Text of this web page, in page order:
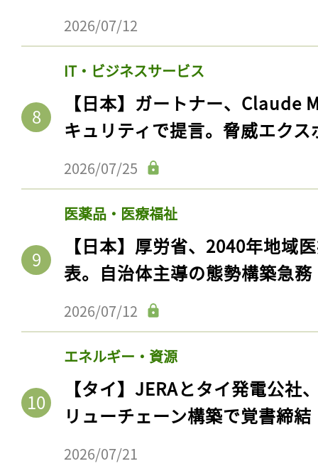
2026/07/12
IT・ビジネスサービス
【日本】ガートナー、Claude
キュリティで提言。脅威エク
2026/07/25
医薬品・医療福祉
【日本】厚労省、2040年地域
表。自治体主導の態勢構築急務
2026/07/12
エネルギー・資源
【タイ】JERAとタイ発電公社
リューチェーン構築で覚書締結
2026/07/21